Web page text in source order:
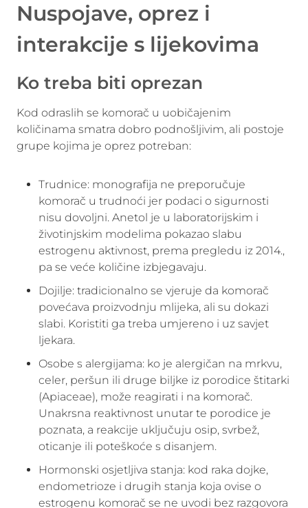
Nuspojave, oprez i
interakcije s lijekovima
Ko treba biti oprezan
Kod odraslih se komorač u uobičajenim
količinama smatra dobro podnošljivim, ali postoje
grupe kojima je oprez potreban:
Trudnice: monografija ne preporučuje
komorač u trudnoći jer podaci o sigurnosti
nisu dovoljni. Anetol je u laboratorijskim i
životinjskim modelima pokazao slabu
estrogenu aktivnost, prema pregledu iz 2014.,
pa se veće količine izbjegavaju.
Dojilje: tradicionalno se vjeruje da komorač
povećava proizvodnju mlijeka, ali su dokazi
slabi. Koristiti ga treba umjereno i uz savjet
ljekara.
Osobe s alergijama: ko je alergičan na mrkvu,
celer, peršun ili druge biljke iz porodice štitarki
(Apiaceae), može reagirati i na komorač.
Unakrsna reaktivnost unutar te porodice je
poznata, a reakcije uključuju osip, svrbež,
oticanje ili poteškoće s disanjem.
Hormonski osjetljiva stanja: kod raka dojke,
endometrioze i drugih stanja koja ovise o
estrogenu komorač se ne uvodi bez razgovora